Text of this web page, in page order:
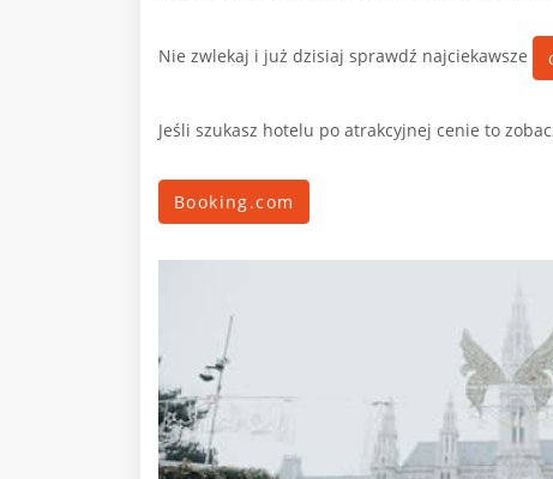
Nie zwlekaj i już dzisiaj sprawdź najciekawsze
Jeśli szukasz hotelu po atrakcyjnej cenie to
Booking.com